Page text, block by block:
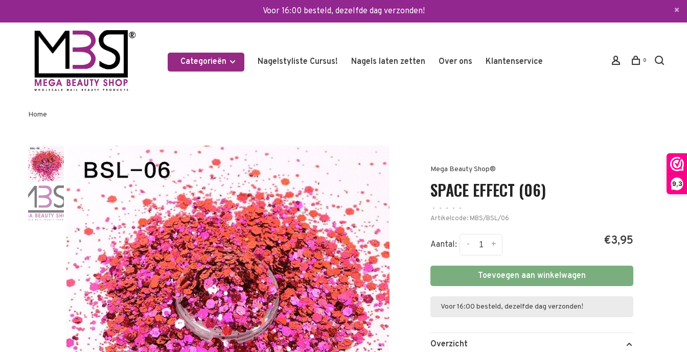
9,3
Voor 16:00 besteld, dezelfde dag verzonden!
Categorieën Nagelstyliste Cursus! Nagels laten zetten Over ons Klantenservice 0
Home
Mega Beauty Shop®
SPACE EFFECT (06)
• • • •
•
Artikelcode: MBS/BSL/06
Aantal: +
- €3,95
Toevoegen aan winkelwagen
Voor 16:00 besteld, dezelfde dag verzonden!
Overzicht